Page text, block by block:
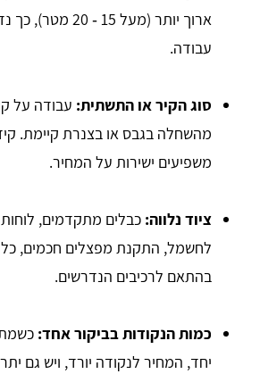
ארוך יותר (מעל 15
עבודה.
סוג הקיר או התשתית: עבודה על
מהשחלה בגבס או בצנרת קיימת.
משפיעים ישירות על המחיר.
ציוד נלווה: כבלים מתקדמים,
לחשמל, התקנת מפצלים חכמים, כל
בהתאם לרכיבים הנדרשים.
כמות הנקודות בביקור אחד:
יחד, המחיר לנקודה יורד, ויש גם